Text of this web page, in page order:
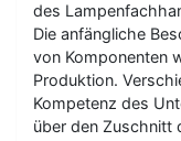
des
Die anfängliche
von Komponenten
Produktion.
Kompetenz des
über den Zuschnitt